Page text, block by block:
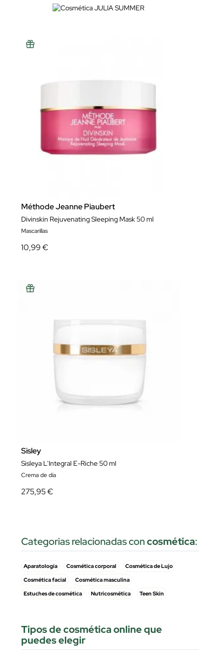
Méthode Jeanne Piaubert
Divinskin Rejuvenating Sleeping Mask 50 ml
Mascarillas
10,99 €
Sisley
Sisleya L'Integral E-Riche 50 ml
Crema de día
275,95 €
Categorias relacionadas concosmética:
Aparatología Cosmética corporal
Cosmética de Lujo
Cosmética facial
Cosmética masculina
Estuches de cosmética
Nutricosmética Teen Skin
Tipos de cosmética online que
puedes elegir